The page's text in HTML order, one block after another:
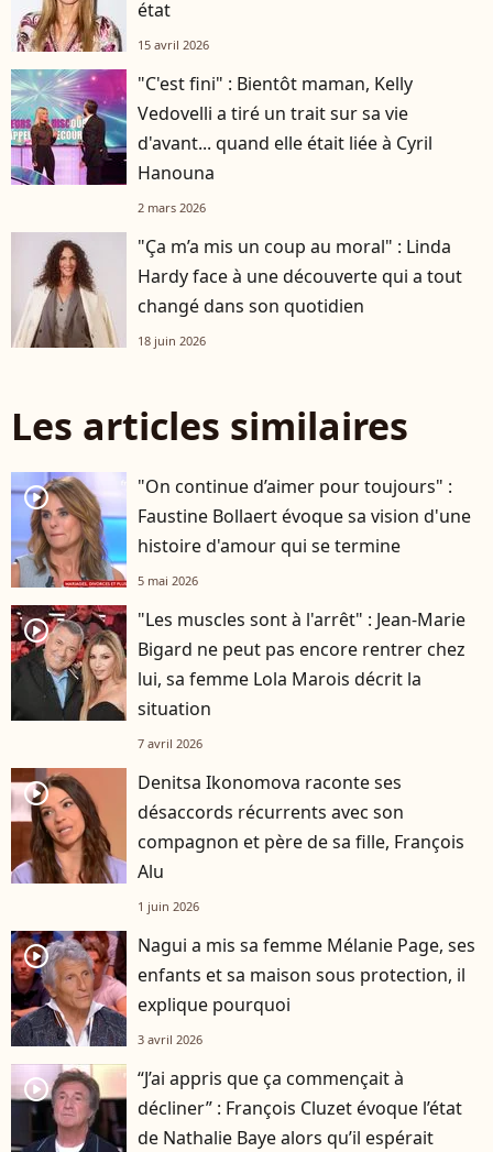
état
15 avril 2026
"C'est fini" : Bientôt maman, Kelly
Vedovelli a tiré un trait sur sa vie
d'avant... quand elle était liée à Cyril
Hanouna
2 mars 2026
"Ça m’a mis un coup au moral" : Linda
Hardy face à une découverte qui a tout
changé dans son quotidien
18 juin 2026
Les articles similaires
player2
"On continue d’aimer pour toujours" :
Faustine Bollaert évoque sa vision d'une
histoire d'amour qui se termine
5 mai 2026
player2
"Les muscles sont à l'arrêt" : Jean-Marie
Bigard ne peut pas encore rentrer chez
lui, sa femme Lola Marois décrit la
situation
7 avril 2026
player2
Denitsa Ikonomova raconte ses
désaccords récurrents avec son
compagnon et père de sa fille, François
Alu
1 juin 2026
player2
Nagui a mis sa femme Mélanie Page, ses
enfants et sa maison sous protection, il
explique pourquoi
3 avril 2026
player2
“J’ai appris que ça commençait à
décliner” : François Cluzet évoque l’état
de Nathalie Baye alors qu’il espérait